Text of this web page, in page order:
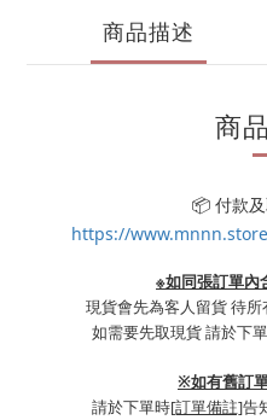
商品描述
商
📦 付款及
https://
※如同張訂單內
現貨會先為客人留貨 待
如需要先取現貨 請於下
※如有舊訂
請於下單時[訂單備註]告